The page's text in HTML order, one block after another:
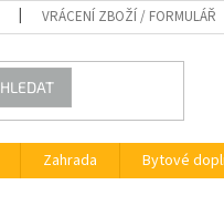
VRÁCENÍ ZBOŽÍ / FORMULÁŘ
HLEDAT
Zahrada Bytové